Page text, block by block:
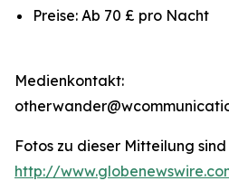
Preise: Ab 70 £ pro Nacht
Medienkontakt:
Fotos zu dieser Mitteilung
http://